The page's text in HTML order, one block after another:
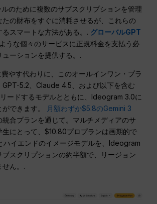
のために複数のサブスクリプションを管理
たの財布をすぐに消耗させるが、これらの
スマートな方法がある。. グローバルGPT
うな個々のサービスに正規料金を支払う必
ーションを提供する。.
やす代わりに、このオールインワン・プラ
GPT-5.2、Claude 4.5、および以下を含む
ードするモデルとともに、Ideogram 3.0に
できます。 月額わずか$5.8のGemini 3
合プランを通じて。マルチメディアのサ
生にとって、$10.80プロプランは画期的で
ハイエンドのイメージモデルを、Ideogram
スクリプションの約半額で、リージョン
せん。.